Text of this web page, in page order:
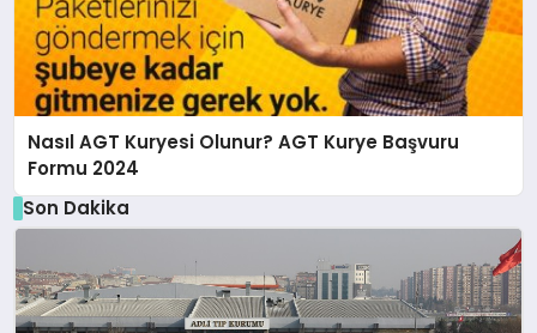
Nasıl AGT Kuryesi Olunur? AGT Kurye Başvuru
Formu 2024
Son Dakika